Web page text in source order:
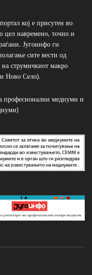
кој е присутен во
цел навремено, точно и
Југоинфо ги
сите вести од
на струмичкиот макро
Ново Село).
професионални медиуми и